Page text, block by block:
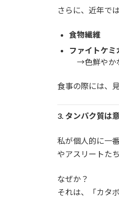
さらに、近年で
食物繊維
ファイトケミ
→色鮮やか
食事の際には、
3. タンパク質は
私が個人的に一
やアスリートた
なぜか？
それは、「カタ